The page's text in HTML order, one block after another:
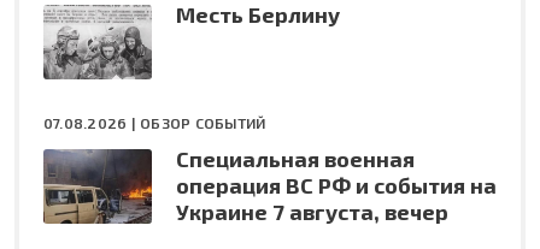
Месть Берлину
07.08.2026 | ОБЗОР СОБЫТИЙ
Специальная военная
операция ВС РФ и события на
Украине 7 августа, вечер